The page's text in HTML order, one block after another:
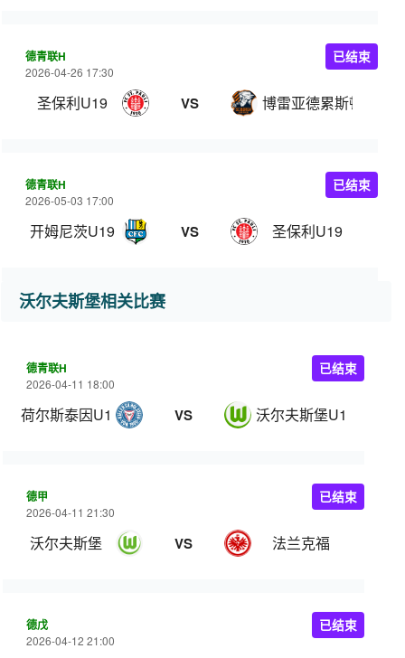
德青联H
2026-04-26 17:30
圣保利U19 VS 博雷亚德累斯顿U19
已结束
德青联H
2026-05-03 17:00
开姆尼茨U19 VS 圣保利U19
已结束
沃尔夫斯堡相关比赛
德青联H
2026-04-11 18:00
荷尔斯泰因U19 VS 沃尔夫斯堡U19
已结束
德甲
2026-04-11 21:30
沃尔夫斯堡 VS 法兰克福
已结束
德戊
2026-04-12 21:00
已结束